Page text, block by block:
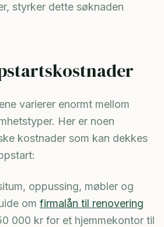
styrker dette søknaden
varierer enormt mellom
Her er noen
kostnader som kan dekkes
oppussing, møbler og
om firmalån til renovering
000 kr for et hjemmekontor til